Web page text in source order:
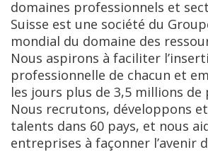
domaines professionnels et
Suisse est une société du
mondial du domaine des
Nous aspirons à faciliter
professionnelle de chacun et
les jours plus de 3,5 millions de
Nous recrutons, développons
talents dans 60 pays, et nous
entreprises à façonner l’avenir